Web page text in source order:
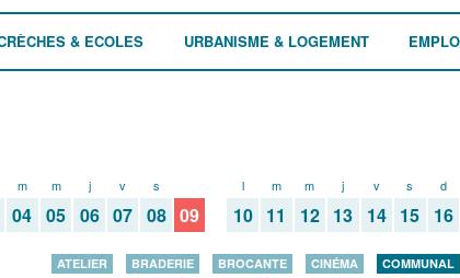
& ECOLES URBANISME & LOGEMENT
m
04
m
05
j
06
v
07
s
08 09
l
10
m
11
m
12
j
13
v
14
s
15
d
16
ATELIER BRADERIE BROCANTE CINÉMA COMMUNAL